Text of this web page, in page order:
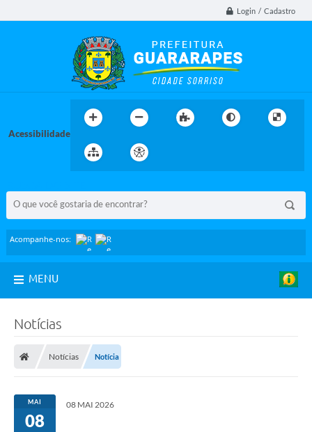
Login / Cadastro
Acessibilidade
Acompanhe-nos:
MENU
Notícias
Notícias Notícia
MAI
08
08 MAI 2026